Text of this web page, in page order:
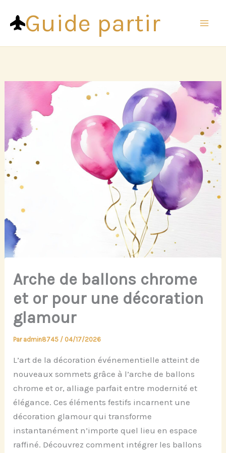
contenuGuide partir
Arche de ballons chrome
et or pour une décoration
glamour
Par admin8745 / 04/17/2026
L’art de la décoration événementielle atteint de
nouveaux sommets grâce à l’arche de ballons
chrome et or, alliage parfait entre modernité et
élégance. Ces éléments festifs incarnent une
décoration glamour qui transforme
instantanément n’importe quel lieu en espace
raffiné. Découvrez comment intégrer les ballons